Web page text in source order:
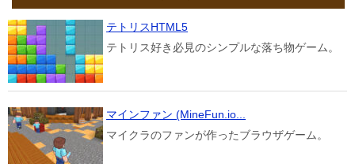
テトリスHTML5
テトリス好き必見のシンプルな落ち物ゲーム。
マインファン (MineFun.io...
マイクラのファンが作ったブラウザゲーム。